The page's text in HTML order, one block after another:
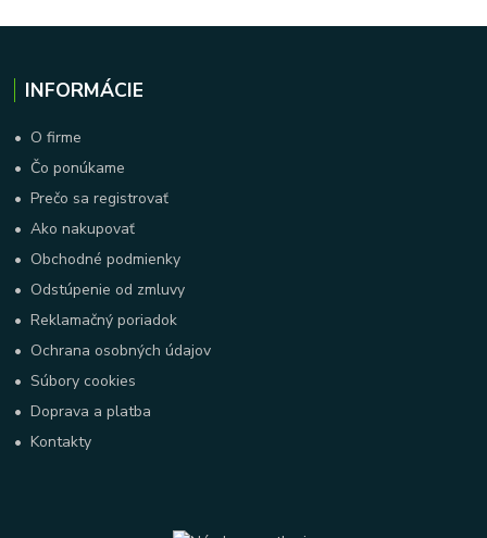
INFORMÁCIE
• O firme
• Čo ponúkame
•Prečo sa registrovať
•Ako nakupovať
• Obchodné podmienky
• Odstúpenie od zmluvy
•Reklamačný poriadok
• Ochrana osobných údajov
•Súbory cookies
•Doprava a platba
•Kontakty